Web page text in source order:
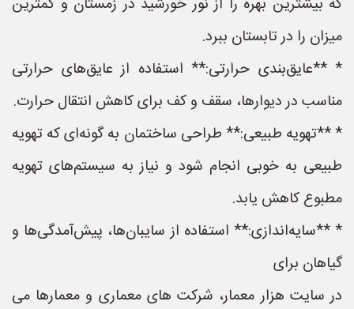
که بیشترین بهره را از نور خورشید در زمستان و کمترین
میزان را در تابستان ببرد.
* **عایق‌بندی حرارتی:** استفاده از عایق‌های حرارتی
مناسب در دیوارها، سقف و کف برای کاهش انتقال حرارت.
* **تهویه طبیعی:** طراحی ساختمان به گونه‌ای که تهویه
طبیعی به خوبی انجام شود و نیاز به سیستم‌های تهویه
مطبوع کاهش یابد.
* **سایه‌اندازی:** استفاده از سایبان‌ها، پیش‌آمدگی‌ها و
گیاهان برای
در سایت هزار معمار، شرکت های معماری و معمارها می